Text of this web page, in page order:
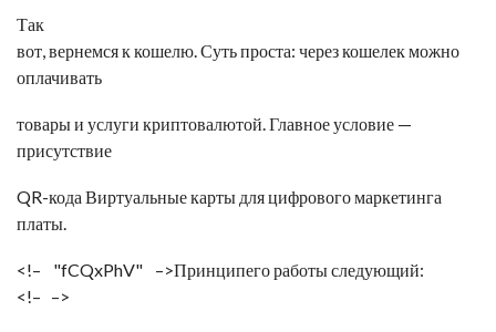
Так
вот, вернемся к кошелю. Суть проста: через кошелек можно
оплачивать
товары и услуги криптовалютой. Главное условие —
присутствие
QR-кода Виртуальные карты для цифрового маркетинга
платы.
<!– fCQxPhV
–>Принципего работы следующий:
<!– –>